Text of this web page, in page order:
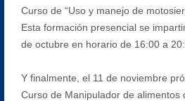
Curso de “Uso y manejo de
Esta formación presencial se
de octubre en horario de 16:00 a
Y finalmente, el 11 de noviembre
Curso de Manipulador de alimentos